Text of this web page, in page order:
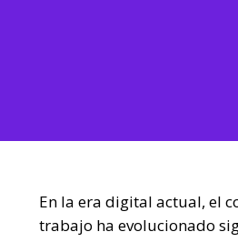
En la era digital actual, el
trabajo ha evolucionado